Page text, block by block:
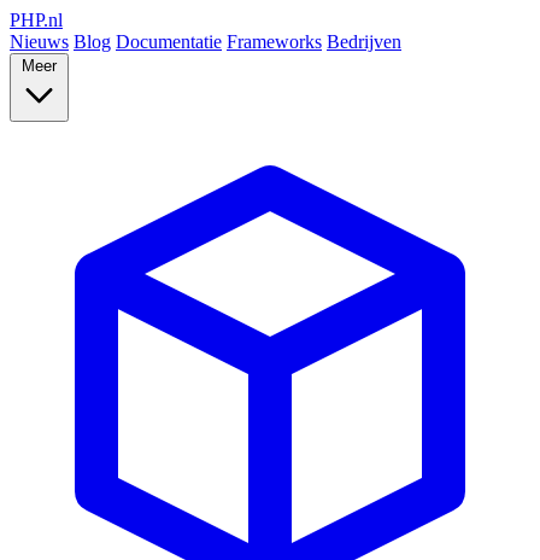
PHP.nl
Nieuws Blog Documentatie Frameworks Bedrijven
Meer